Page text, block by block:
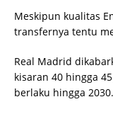
Meskipun kualitas
transfernya tentu
Real Madrid
kisaran 40 hingga
berlaku hingga 2030.